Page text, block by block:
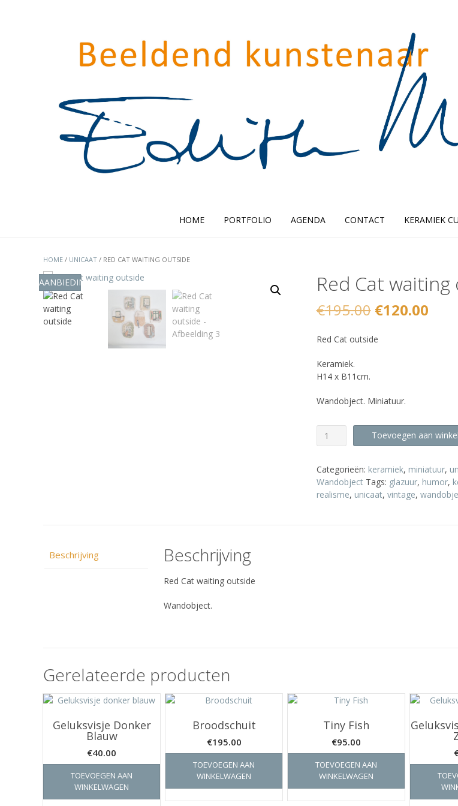
HOME PORTFOLIO AGENDA CONTACT KERAMIEK
HOME / UNICAAT / RED CAT WAITING OUTSIDE
AANBIEDING! Red Cat
€195.00 €120.00
Red Cat outside
Keramiek.
H14 x B11cm.
Wandobject. Miniatuur.
Red
Cat
outside
aantal
Toevoegen aan
Categorieën: keramiek, miniatuur,
Wandobject Tags: glazuur, humor,
realisme, unicaat, vintage,
Beschrijving Beschrijving
Red Cat waiting outside
Wandobject.
Gerelateerde producten
Geluksvisje Donker
Blauw
€40.00
TOEVOEGEN AAN
WINKELWAGEN
Broodschuit
€195.00
TOEVOEGEN AAN
WINKELWAGEN
Tiny Fish
€95.00
TOEVOEGEN AAN
WINKELWAGEN